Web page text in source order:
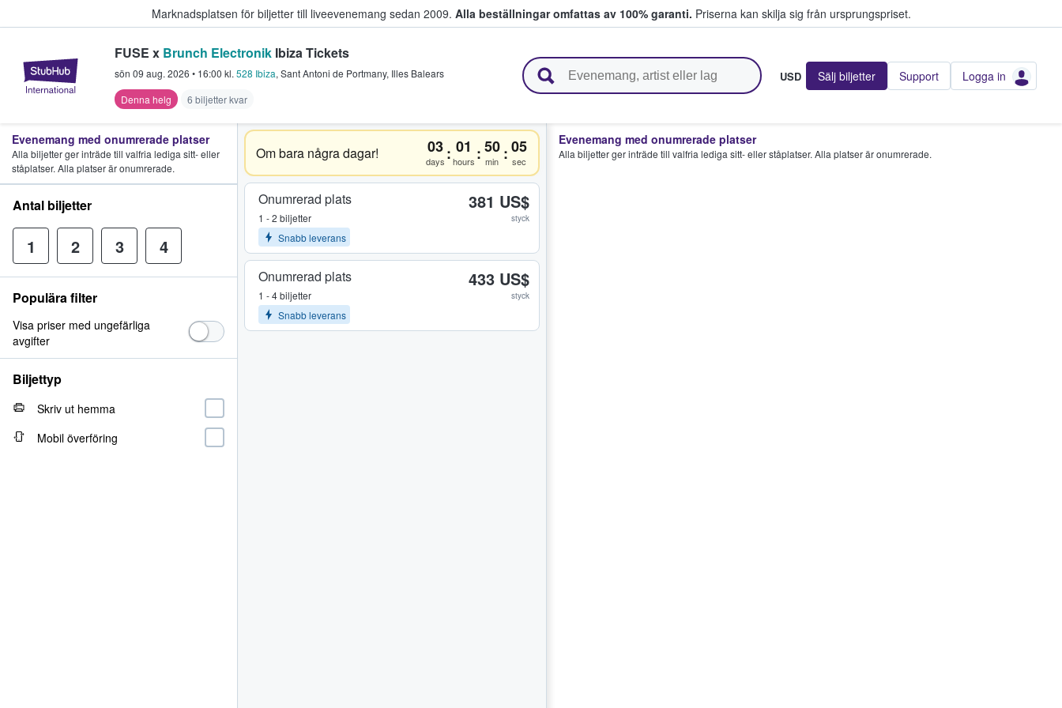
Marknadsplatsen för biljetter till liveevenemang sedan 2009. Alla beställningar omfattas av 100% garanti. Priserna kan skilja sig från ursprungspriset.
StubHub – där fans köper och säljer biljetter.
FUSE x Brunch Electronik Ibiza Tickets
sön 09 aug. 2026 • 16:00 kl. 528 Ibiza, Sant Antoni de Portmany, Illes Balears
Denna helg
6 biljetter kvar
USD Sälj biljetter Support Logga in
Om bara några dagar! 03
days : 01
hours :50
min :05
sec
Onumrerad plats
1 - 2 biljetter
Snabb leverans
381 US$
styck
Onumrerad plats
1 - 4 biljetter
Snabb leverans
433 US$
styck
Evenemang med onumrerade platser
Alla biljetter ger inträde till valfria lediga sitt- eller ståplatser. Alla platser är onumrerade.
Evenemang med onumrerade platser
Alla biljetter ger inträde till valfria lediga sitt- eller
ståplatser. Alla platser är onumrerade.
Antal biljetter
1 2 3 4
Populära filter
Visa priser med ungefärliga
avgifter
Biljettyp
Skriv ut hemma
Mobil överföring